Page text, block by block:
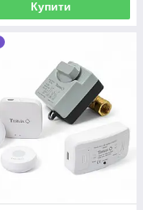
Купити